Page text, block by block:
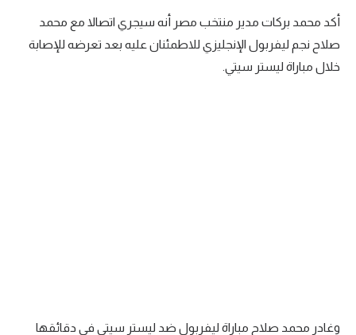
الدوري الإسباني
الدوري الإيطالي
أقسام
أكد محمد بركات مدير منتخب مصر أنه سيجري اتصالا مع محمد
صلاح نجم ليفربول الإنجليزي للاطمئنان عليه بعد تعرضه للإصابة
خلال مباراة ليستر سيتي.
وغادر محمد صلاح مباراة ليفربول ضد ليستر سيتي في دقائقها